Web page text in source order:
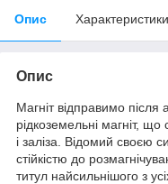
Опис Характеристики
Опис
Магніт відправимо
рідкоземельні магніт,
і заліза. Відомий своєю
стійкістю до
титул найсильнішого з